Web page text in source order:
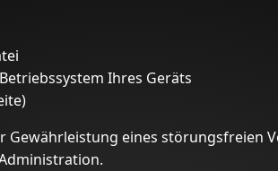
Ihres Geräts
eines störungsfreien